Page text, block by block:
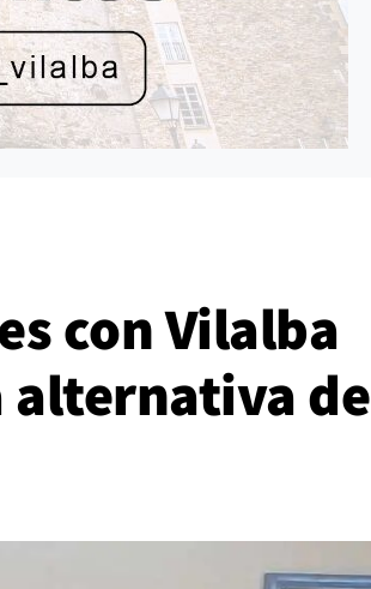
con Vilalba
alternativa de